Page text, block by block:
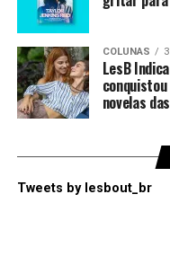
COLUNAS
LesB
novelas
Tweets by lesbout_br